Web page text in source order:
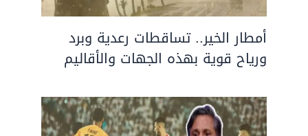
أمطار الخير.. تساقطات رعدية وبرد
ورياح قوية بهذه الجهات والأقاليم